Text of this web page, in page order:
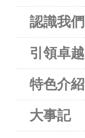
認識我們
引領卓越
特色介紹
大事記